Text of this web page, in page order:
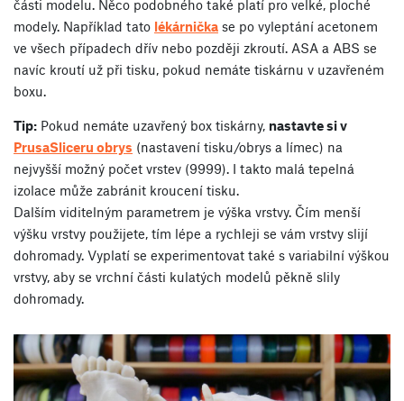
části modelu. Něco podobného také platí pro velké, ploché
modely. Například tato lékárnička se po vyleptání acetonem
ve všech případech dřív nebo později zkroutí. ASA a ABS se
navíc kroutí už při tisku, pokud nemáte tiskárnu v uzavřeném
boxu.
Tip: Pokud nemáte uzavřený box tiskárny, nastavte si v
PrusaSliceru obrys (nastavení tisku/obrys a límec) na
nejvyšší možný počet vrstev (9999). I takto malá tepelná
izolace může zabránit kroucení tisku.
Dalším viditelným parametrem je výška vrstvy. Čím menší
výšku vrstvy použijete, tím lépe a rychleji se vám vrstvy slijí
dohromady. Vyplatí se experimentovat také s variabilní výškou
vrstvy, aby se vrchní části kulatých modelů pěkně slily
dohromady.